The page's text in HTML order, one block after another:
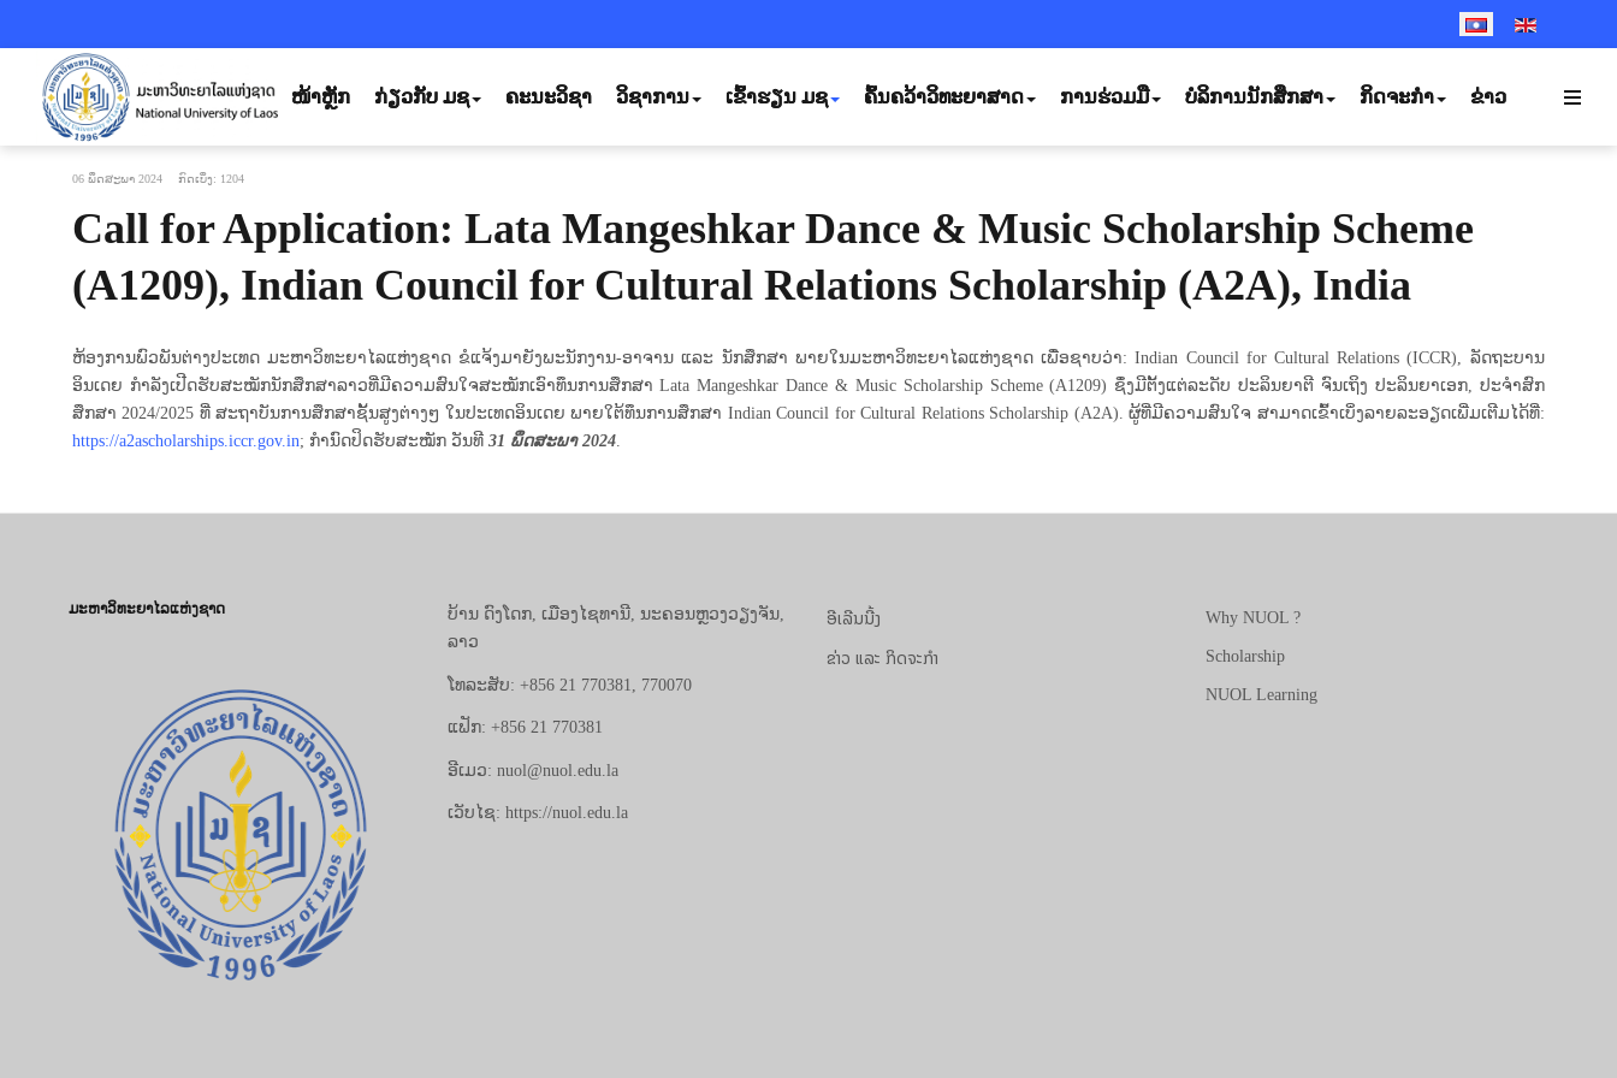
SELECT YOUR
ໜ້າຫຼັກ ກ່ຽວກັບ ມຊ ຄະນະວິຊາ ວິຊາການ ເຂົ້າຮຽນ ມຊ ຄົ້ນຄວ້າວິທະຍາສາດ ການຮ່ວມມື ບໍລິການນັກສຶກສາ ກິດຈະກຳ ຂ່າວ
06 ພຶດສະພາ 2024 ກົດເບິ່ງ: 1204
Call for Application: Lata Mangeshkar Dance & Music Scholarship Scheme
(A1209), Indian Council for Cultural Relations Scholarship (A2A), India
ຫ້ອງການພົວພັນຕ່າງປະເທດ ມະຫາວິທະຍາໄລແຫ່ງຊາດ ຂໍແຈ້ງມາຍັງພະນັກງານ-ອາຈານ ແລະ ນັກສຶກສາ ພາຍໃນມະຫາວິທະຍາໄລແຫ່ງຊາດ ເພື່ອຊາບວ່າ: Indian Council for Cultural Relations (ICCR), ລັດຖະບານ
ອິນເດຍ ກໍາລັງເປີດຮັບສະໝັກນັກສຶກສາລາວທີ່ມີຄວາມສົນໃຈສະໝັກເອົາທຶນການສຶກສາ Lata Mangeshkar Dance & Music Scholarship Scheme (A1209) ຊຶ່ງມີຕັ້ງແຕ່ລະດັບ ປະລິນຍາຕີ ຈົນເຖິງ ປະລິນຍາເອກ, ປະຈໍາສົກ
ສຶກສາ 2024/2025 ທີ່ ສະຖາບັນການສຶກສາຊັ້ນສູງຕ່າງໆ ໃນປະເທດອິນເດຍ ພາຍໃຕ້ທຶນການສຶກສາ Indian Council for Cultural Relations Scholarship (A2A). ຜູ້ທີ່ມີຄວາມສົນໃຈ ສາມາດເຂົ້າເບິ່ງລາຍລະອຽດເພີ່ມເຕີມໄດ້ທີ່:
https://a2ascholarships.iccr.gov.in; ກໍານົດປິດຮັບສະໝັກ ວັນທີ 31 ພຶດສະພາ 2024.
ມະຫາວິທະຍາໄລແຫ່ງຊາດ
ບ້ານ ດົງໂດກ, ເມືອງໄຊທານີ, ນະຄອນຫຼວງວຽງຈັນ,
ລາວ
ໂທລະສັບ: +856 21 770381, 770070
ແຟັກ: +856 21 770381
ອີເມວ: nuol@nuol.edu.la
ເວັບໄຊ: https://nuol.edu.la
ອີເລີນນີ້ງ
ຂ່າວ ແລະ ກິດຈະກຳ
Why NUOL ?
Scholarship
NUOL Learning